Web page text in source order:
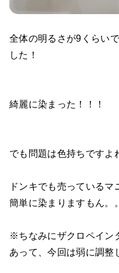
全体の明るさが9くらい
した！
綺麗に染まった！！！
でも問題は色持ちですよ
ドンキでも売っている
簡単に染まりますもん。
※ちなみにザクロペイン
あって、今回は弱に調整